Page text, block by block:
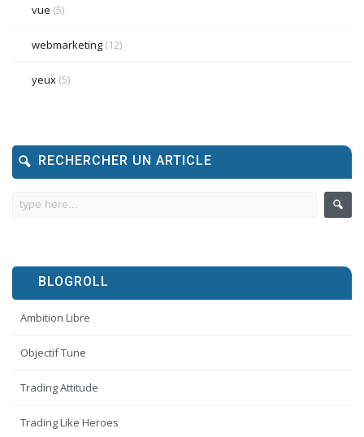
vue (5)
webmarketing (12)
yeux (5)
RECHERCHER UN ARTICLE
BLOGROLL
Ambition Libre
Objectif Tune
Trading Attitude
Trading Like Heroes